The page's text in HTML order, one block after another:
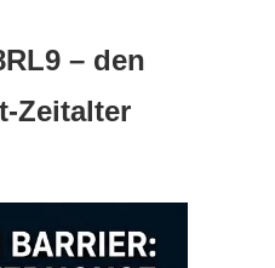
– den
Zeitalter